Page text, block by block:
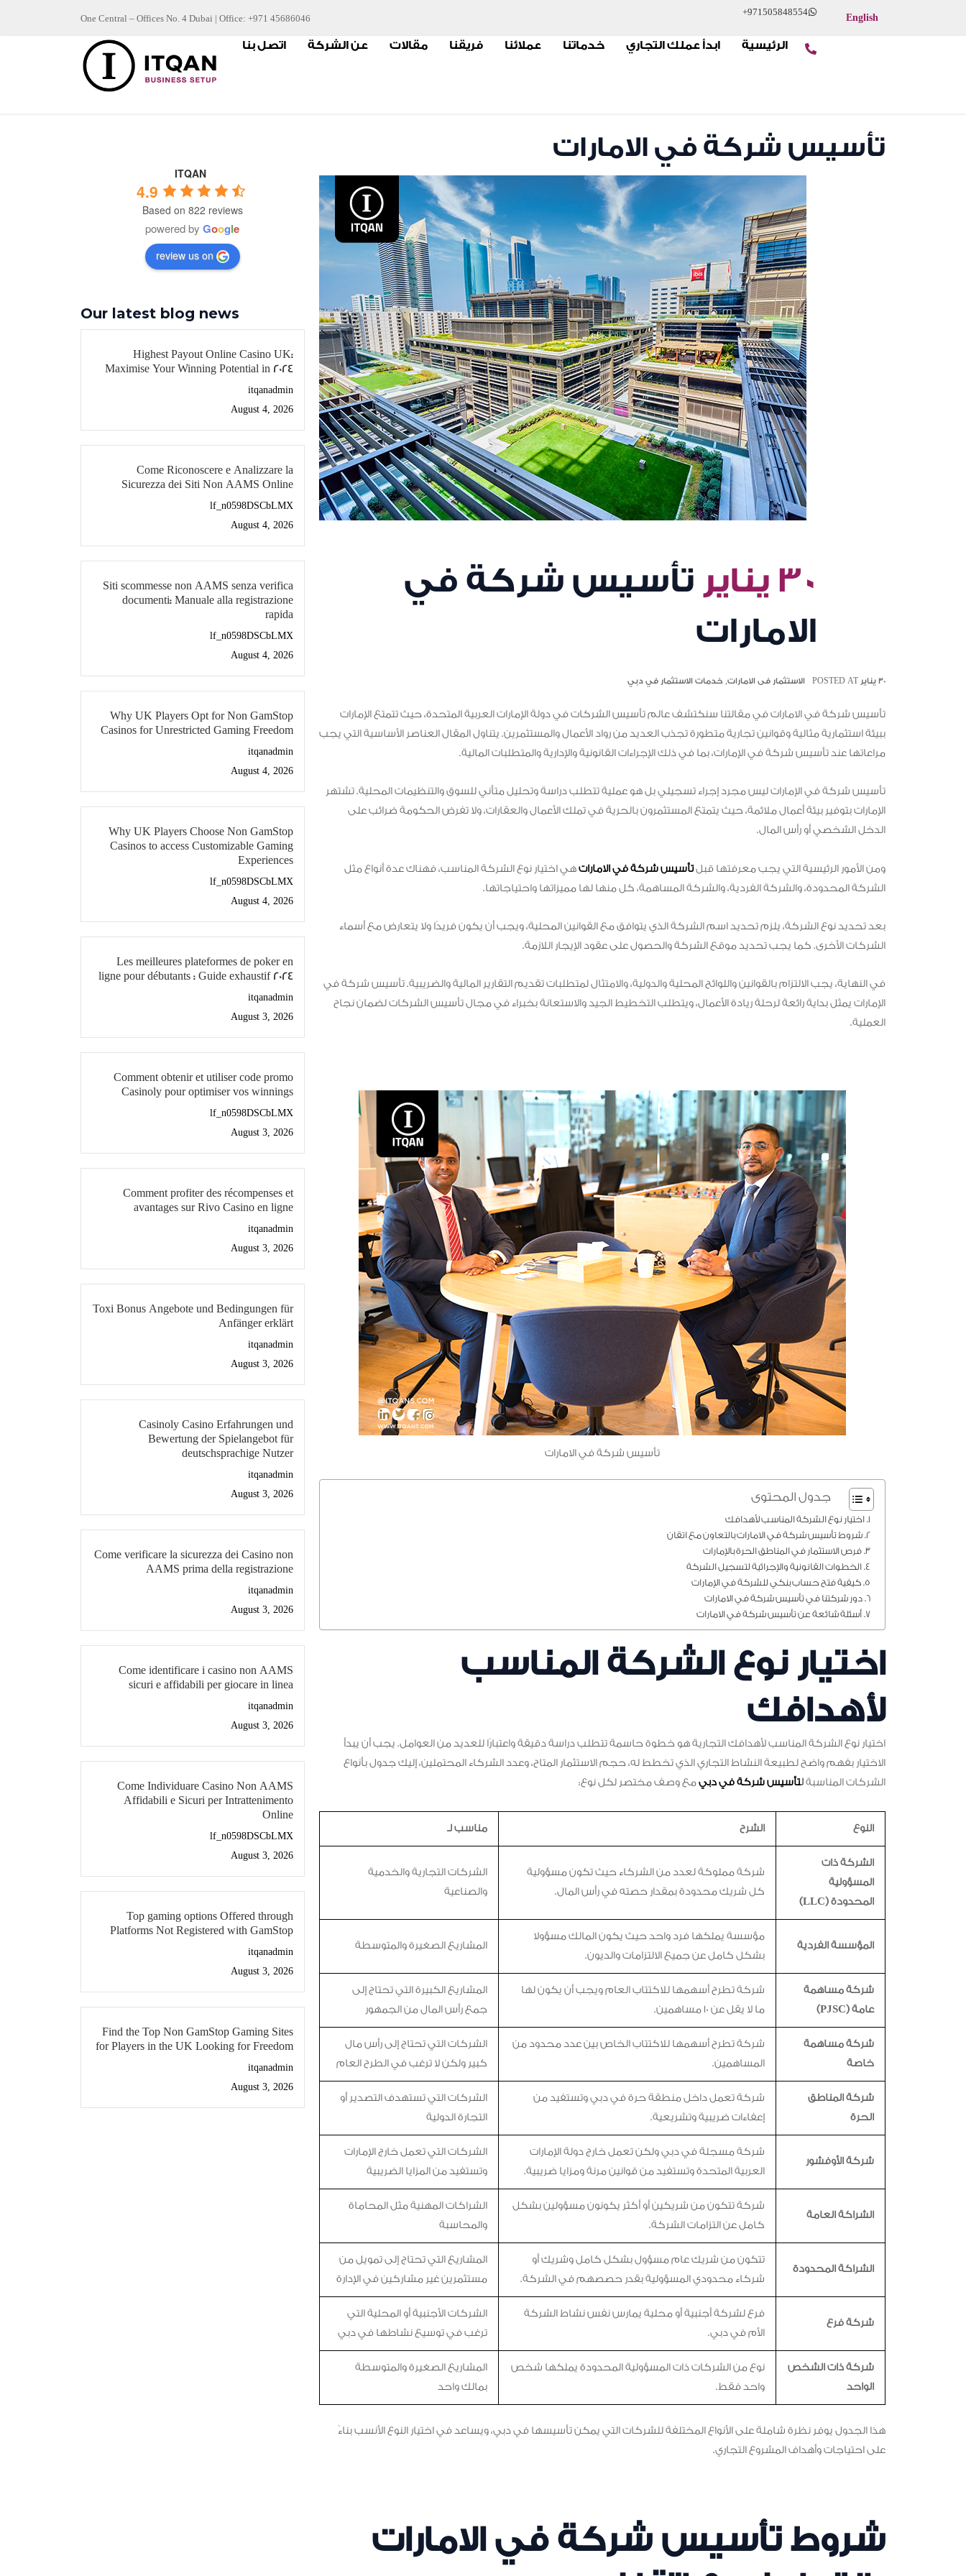
English
+971505848554
One Central – Offices No. 4 Dubai | Office: +971 45686046
الرئيسية ابدأ عملك التجاري خدماتنا عملائنا فريقنا مقالات عن الشركة اتصل بنا
تأسيس شركة في الامارات
٣٠ يناير
تأسيس شركة في
الامارات
٣٠ يناير POSTED AT الاستثمار فى الامارات, خدمات الاستثمار في دبي
تأسيس شركة في الامارات في مقالتنا سنكتشف عالم تأسيس الشركات في دولة الإمارات العربية المتحدة، حيث تتمتع الإمارات
ببيئة استثمارية مثالية وقوانين تجارية متطورة تجذب العديد من رواد الأعمال والمستثمرين. يتناول المقال العناصر الأساسية التي يجب
مراعاتها عند تأسيس شركة في الإمارات، بما في ذلك الإجراءات القانونية والإدارية والمتطلبات المالية.
تأسيس شركة في الإمارات ليس مجرد إجراء تسجيلي بل هو عملية تتطلب دراسة وتحليل متأني للسوق والتنظيمات المحلية. تشتهر
الإمارات بتوفير بيئة أعمال ملائمة، حيث يتمتع المستثمرون بالحرية في تملك الأعمال والعقارات، ولا تفرض الحكومة ضرائب على
الدخل الشخصي أو رأس المال.
ومن الأمور الرئيسية التي يجب معرفتها قبلتأسيس شركة في الاماراتهي اختيار نوع الشركة المناسب، فهناك عدة أنواع مثل
الشركة المحدودة، والشركة الفردية، والشركة المساهمة، كل منها لها مميزاتها واحتياجاتها.
بعد تحديد نوع الشركة، يلزم تحديد اسم الشركة الذي يتوافق مع القوانين المحلية، ويجب أن يكون فريدًا ولا يتعارض مع أسماء
الشركات الأخرى. كما يجب تحديد موقع الشركة والحصول على عقود الإيجار اللازمة.
في النهاية، يجب الالتزام بالقوانين واللوائح المحلية والدولية، والامتثال لمتطلبات تقديم التقارير المالية والضريبية. تأسيس شركة في
الإمارات يمثل بداية رائعة لرحلة ريادة الأعمال، ويتطلب التخطيط الجيد والاستعانة بخبراء في مجال تأسيس الشركات لضمان نجاح
العملية.
تأسيس شركة في الامارات
جدول المحتوى
اختيار نوع الشركة المناسب لأهدافك
شروط تأسيس شركة في الامارات بالتعاون مع اتقان
فرص الاستثمار في المناطق الحرة بالإمارات
الخطوات القانونية والإجرائية لتسجيل الشركة
كيفية فتح حساب بنكي للشركة في الإمارات
دور شركتنا في تأسيس شركة في الامارات
أسئلة شائعة عن تأسيس شركة في الامارات
اختيار نوع الشركة المناسب
لأهدافك
اختيار نوع الشركة المناسب لأهدافك التجارية هو خطوة حاسمة تتطلب دراسة دقيقة واعتبارًا للعديد من العوامل. يجب أن يبدأ
الاختيار بفهم واضح لطبيعة النشاط التجاري الذي تخطط له، حجم الاستثمار المتاح، وعدد الشركاء المحتملين، إليك جدول بأنواع
الشركات المناسبةلتأسيس شركة في دبيمع وصف مختصر لكل نوع:
النوع الشرح مناسب لـ
الشركة ذات
المسؤولية
المحدودة (LLC)
شركة مملوكة لعدد من الشركاء حيث تكون مسؤولية
كل شريك محدودة بمقدار حصته في رأس المال.
الشركات التجارية والخدمية
والصناعية
المؤسسة الفردية
مؤسسة يملكها فرد واحد حيث يكون المالك مسؤولا
بشكل كامل عن جميع الالتزامات والديون.
المشاريع الصغيرة والمتوسطة
شركة مساهمة
عامة (PJSC)
شركة تطرح أسهمها للاكتتاب العام ويجب أن يكون لها
ما لا يقل عن 10 مساهمين.
المشاريع الكبيرة التي تحتاج إلى
جمع رأس المال من الجمهور
شركة مساهمة
خاصة
شركة تطرح أسهمها للاكتتاب الخاص بين عدد محدود من
المساهمين.
الشركات التي تحتاج إلى رأس مال
كبير ولكن لا ترغب في الطرح العام
شركة المناطق
الحرة
شركة تعمل داخل منطقة حرة في دبي وتستفيد من
إعفاءات ضريبية وتشريعية.
الشركات التي تستهدف التصدير أو
التجارة الدولية
شركة الأوفشور
شركة مسجلة في دبي ولكن تعمل خارج دولة الإمارات
العربية المتحدة وتستفيد من قوانين مرنة ومزايا ضريبية.
الشركات التي تعمل خارج الإمارات
وتستفيد من المزايا الضريبية
الشراكة العامة
شركة تتكون من شريكين أو أكثر يكونون مسؤولين بشكل
كامل عن التزامات الشركة.
الشراكات المهنية مثل المحاماة
والمحاسبة
الشراكة المحدودة
تتكون من شريك عام مسؤول بشكل كامل وشريك أو
شركاء محدودي المسؤولية بقدر حصصهم في الشركة.
المشاريع التي تحتاج إلى تمويل من
مستثمرين غير مشاركين في الإدارة
شركة فرع
فرع لشركة أجنبية أو محلية يمارس نفس نشاط الشركة
الأم في دبي.
الشركات الأجنبية أو المحلية التي
ترغب في توسيع نشاطها في دبي
شركة ذات الشخص
الواحد
نوع من الشركات ذات المسؤولية المحدودة يملكها شخص
واحد فقط.
المشاريع الصغيرة والمتوسطة
بمالك واحد
هذا الجدول يوفر نظرة شاملة على الأنواع المختلفة للشركات التي يمكن تأسيسها في دبي، ويساعد في اختيار النوع الأنسب بناءً
على احتياجات وأهداف المشروع التجاري.
شروط تأسيس شركة في الامارات
ITQAN
4.9
Based on 822 reviews
powered by Google
review us on
Our latest blog news
Highest Payout Online Casino UK:
Maximise Your Winning Potential in 2024
itqanadmin
August 4, 2026
Come Riconoscere e Analizzare la
Sicurezza dei Siti Non AAMS Online
lf_n0598DSCbLMX
August 4, 2026
Siti scommesse non AAMS senza verifica
documenti: Manuale alla registrazione
rapida
lf_n0598DSCbLMX
August 4, 2026
Why UK Players Opt for Non GamStop
Casinos for Unrestricted Gaming Freedom
itqanadmin
August 4, 2026
Why UK Players Choose Non GamStop
Casinos to access Customizable Gaming
Experiences
lf_n0598DSCbLMX
August 4, 2026
Les meilleures plateformes de poker en
ligne pour débutants : Guide exhaustif 2024
itqanadmin
August 3, 2026
Comment obtenir et utiliser code promo
Casinoly pour optimiser vos winnings
lf_n0598DSCbLMX
August 3, 2026
Comment profiter des récompenses et
avantages sur Rivo Casino en ligne
itqanadmin
August 3, 2026
Toxi Bonus Angebote und Bedingungen für
Anfänger erklärt
itqanadmin
August 3, 2026
Casinoly Casino Erfahrungen und
Bewertung der Spielangebot für
deutschsprachige Nutzer
itqanadmin
August 3, 2026
Come verificare la sicurezza dei Casino non
AAMS prima della registrazione
itqanadmin
August 3, 2026
Come identificare i casino non AAMS
sicuri e affidabili per giocare in linea
itqanadmin
August 3, 2026
Come Individuare Casino Non AAMS
Affidabili e Sicuri per Intrattenimento
Online
lf_n0598DSCbLMX
August 3, 2026
Top gaming options Offered through
Platforms Not Registered with GamStop
itqanadmin
August 3, 2026
Find the Top Non GamStop Gaming Sites
for Players in the UK Looking for Freedom
itqanadmin
August 3, 2026